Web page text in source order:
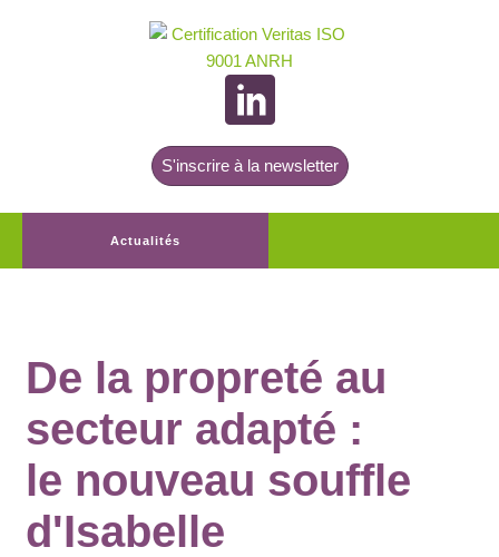
S'inscrire à la newsletter
Actualités
De la propreté au
secteur adapté :
le nouveau souffle
d'Isabelle